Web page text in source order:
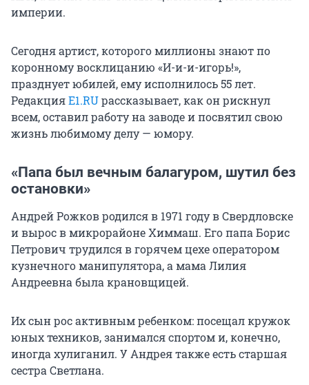
империи.
Сегодня артист, которого миллионы знают по
коронному восклицанию «И-и-и-игорь!»,
празднует юбилей, ему исполнилось 55 лет.
РедакцияE1.RUрассказывает, как он рискнул
всем, оставил работу на заводе и посвятил свою
жизнь любимому делу — юмору.
«Папа был вечным балагуром, шутил без
остановки»
Андрей Рожков родился в 1971 году в Свердловске
и вырос в микрорайоне Химмаш. Его папа Борис
Петрович трудился в горячем цехе оператором
кузнечного манипулятора, а мама Лилия
Андреевна была крановщицей.
Их сын рос активным ребенком: посещал кружок
юных техников, занимался спортом и, конечно,
иногда хулиганил. У Андрея также есть старшая
сестра Светлана.